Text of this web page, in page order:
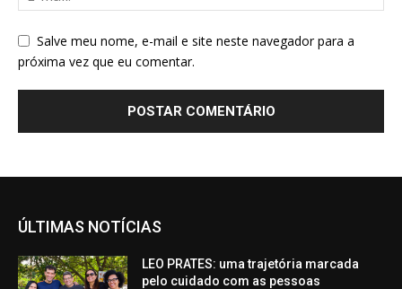
Salve meu nome, e-mail e site neste navegador para a
próxima vez que eu comentar.
ÚLTIMAS NOTÍCIAS
LEO PRATES: uma trajetória marcada
pelo cuidado com as pessoas